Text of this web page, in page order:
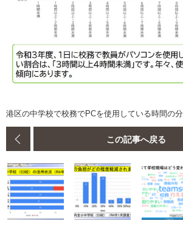
港区の中学校で校務でPCを使用している時間の
この記事へ戻る